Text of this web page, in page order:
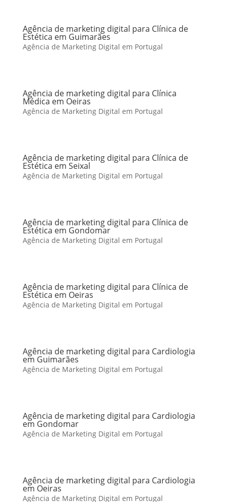
Agência de marketing digital para Clínica de
Estética em Guimarães
Agência de Marketing Digital em Portugal
Agência de marketing digital para Clínica
Médica em Oeiras
Agência de Marketing Digital em Portugal
Agência de marketing digital para Clínica de
Estética em Seixal
Agência de Marketing Digital em Portugal
Agência de marketing digital para Clínica de
Estética em Gondomar
Agência de Marketing Digital em Portugal
Agência de marketing digital para Clínica de
Estética em Oeiras
Agência de Marketing Digital em Portugal
Agência de marketing digital para Cardiologia
em Guimarães
Agência de Marketing Digital em Portugal
Agência de marketing digital para Cardiologia
em Gondomar
Agência de Marketing Digital em Portugal
Agência de marketing digital para Cardiologia
em Oeiras
Agência de Marketing Digital em Portugal